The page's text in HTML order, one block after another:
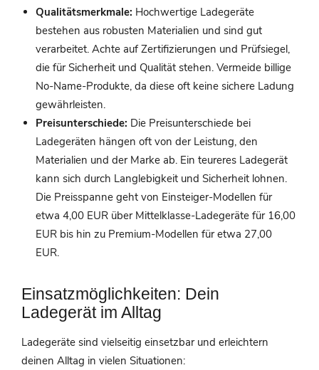
Qualitätsmerkmale: Hochwertige Ladegeräte
bestehen aus robusten Materialien und sind gut
verarbeitet. Achte auf Zertifizierungen und Prüfsiegel,
die für Sicherheit und Qualität stehen. Vermeide billige
No-Name-Produkte, da diese oft keine sichere Ladung
gewährleisten.
Preisunterschiede: Die Preisunterschiede bei
Ladegeräten hängen oft von der Leistung, den
Materialien und der Marke ab. Ein teureres Ladegerät
kann sich durch Langlebigkeit und Sicherheit lohnen.
Die Preisspanne geht von Einsteiger-Modellen für
etwa 4,00 EUR über Mittelklasse-Ladegeräte für 16,00
EUR bis hin zu Premium-Modellen für etwa 27,00
EUR.
Einsatzmöglichkeiten: Dein
Ladegerät im Alltag
Ladegeräte sind vielseitig einsetzbar und erleichtern
deinen Alltag in vielen Situationen: